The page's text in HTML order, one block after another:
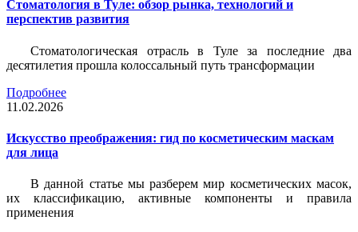
Стоматология в Туле: обзор рынка, технологий и
перспектив развития
Стоматологическая отрасль в Туле за последние два
десятилетия прошла колоссальный путь трансформации
Подробнее
11.02.2026
Искусство преображения: гид по косметическим маскам
для лица
В данной статье мы разберем мир косметических масок,
их классификацию, активные компоненты и правила
применения